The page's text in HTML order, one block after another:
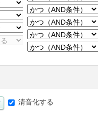
清音化する